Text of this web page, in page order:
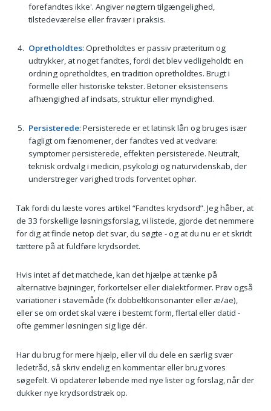
forefandtes ikke'. Angiver nøgtern tilgængelighed,
tilstedeværelse eller fravær i praksis.
Opretholdtes: Opretholdtes er passiv præteritum og
udtrykker, at noget fandtes, fordi det blev vedligeholdt: en
ordning opretholdtes, en tradition opretholdtes. Brugt i
formelle eller historiske tekster. Beton­er eksistensens
afhængighed af indsats, struktur eller myndighed.
Persisterede: Persisterede er et latinsk lån og bruges især
fagligt om fænomener, der fandtes ved at vedvare:
symptomer persisterede, effekten persisterede. Neutralt,
teknisk ordvalg i medicin, psykologi og naturvidenskab, der
understreger varighed trods forventet ophør.
Tak fordi du læste vores artikel “Fandtes krydsord”. Jeg håber, at
de 33 forskellige løsningsforslag, vi listede, gjorde det nemmere
for dig at finde netop det svar, du søgte - og at du nu er et skridt
tættere på at fuldføre krydsordet.
Hvis intet af det matchede, kan det hjælpe at tænke på
alternative bøjninger, forkortelser eller dialektformer. Prøv også
variationer i stavemåde (fx dobbeltkonsonanter eller æ/ae),
eller se om ordet skal være i bestemt form, flertal eller datid -
ofte gemmer løsningen sig lige dér.
Har du brug for mere hjælp, eller vil du dele en særlig svær
ledetråd, så skriv endelig en kommentar eller brug vores
søgefelt. Vi opdaterer løbende med nye lister og forslag, når der
dukker nye krydsordstræk op.